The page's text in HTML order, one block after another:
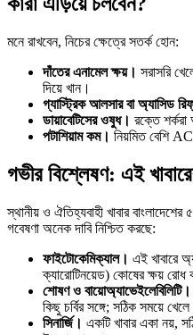
মনে রাখবেন, নিচের ক্ষেত্রে সতর্ক হোন:
দাঁতের এনামেল ক্ষয়। সরাসরি
দিয়ে খান।
গ্যাস্ট্রিক আলসার বা অ্যাসিড
ডায়াবেটিসের ওষুধ। রক্তে
পটাশিয়াম কম। নিয়মিত বেশি
গভীর বিশ্লেষণ: এই
স্থানীয় ও ঐতিহ্যবাহী খাবার
গবেষণা অনেক দাবি নিশ্চিত করছে:
ফাইটোকেমিক্যাল। এই খাবারে
ক্যারোটিনয়েড) কোষের ক্ষয় রোধ
শোষণ ও বায়োঅ্যাভেইলেবিলিটি।
কিছু চর্বির সঙ্গে; সঠিক সময়ে
সিনার্জি। একটি খাবার একা নয়,